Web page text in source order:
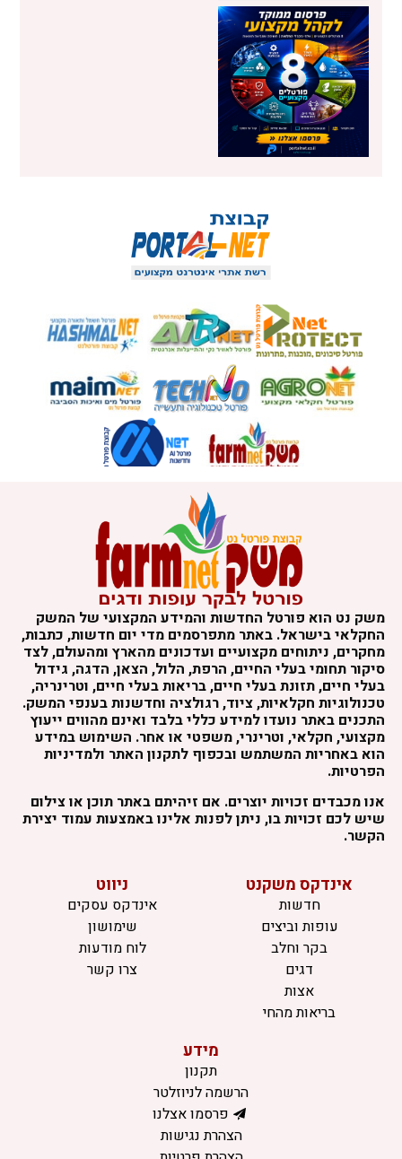
משק נט הוא פורטל החדשות והמידע המקצועי של המשק
החקלאי בישראל. באתר מתפרסמים מדי יום חדשות, כתבות,
מחקרים, ניתוחים מקצועיים ועדכונים מהארץ ומהעולם, לצד
סיקור תחומי בעלי החיים, הרפת, הלול, הצאן, הדגה, גידול
בעלי חיים, תזונת בעלי חיים, בריאות בעלי חיים, וטרינריה,
טכנולוגיות חקלאיות, ציוד, רגולציה וחדשנות בענפי המשק.
התכנים באתר נועדו למידע כללי בלבד ואינם מהווים ייעוץ
מקצועי, חקלאי, וטרינרי, משפטי או אחר. השימוש במידע
הוא באחריות המשתמש ובכפוף לתקנון האתר ולמדיניות
הפרטיות.
אנו מכבדים זכויות יוצרים. אם זיהיתם באתר תוכן או צילום
שיש לכם זכויות בו, ניתן לפנות אלינו באמצעות עמוד יצירת
הקשר.
אינדקס משקנט
חדשות
עופות וביצים
בקר וחלב
דגים
אצות
בריאות מהחי
ניווט
אינדקס עסקים
שימושון
לוח מודעות
צרו קשר
מידע
תקנון
הרשמה לניוזלטר
פרסמו אצלנו
הצהרת נגישות